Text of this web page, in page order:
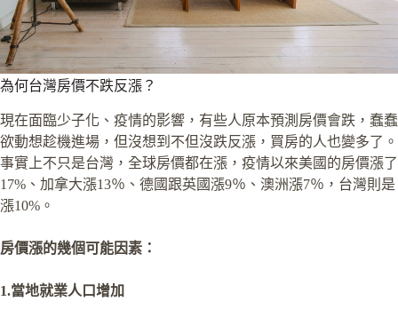
為何台灣房價不跌反漲？
現在面臨少子化、疫情的影響，有些人原本預測房價會跌，蠢蠢
欲動想趁機進場，但沒想到不但沒跌反漲，買房的人也變多了。
事實上不只是台灣，全球房價都在漲，疫情以來美國的房價漲了
17%、加拿大漲13％、德國跟英國漲9％、澳洲漲7％，台灣則是
漲10%。
房價漲的幾個可能因素：
1.當地就業人口增加